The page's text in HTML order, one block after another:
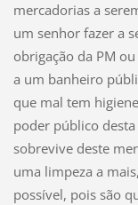
mercadorias a
um senhor fazer a
obrigação da PM
a um banheiro
que mal tem
poder público
sobrevive deste
uma limpeza a
possível, pois são